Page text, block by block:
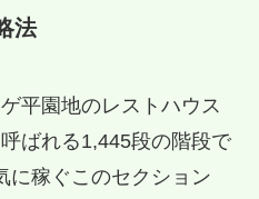
法
平園地のレストハウス
ばれる1,445段の階段で
に稼ぐこのセクション